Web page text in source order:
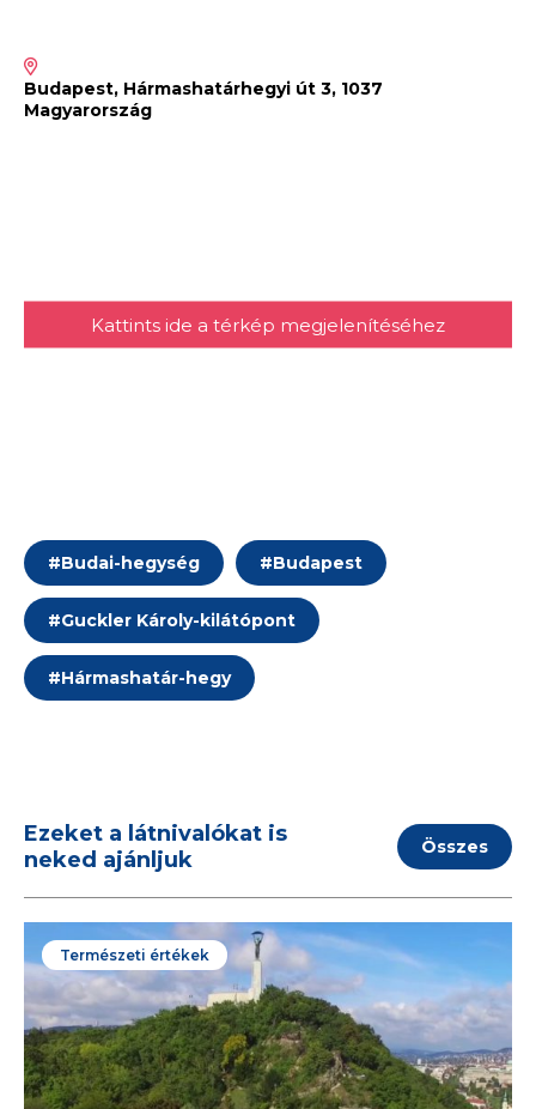
Budapest, Hármashatárhegyi út 3, 1037
Magyarország
Kattints ide a térkép megjelenítéséhez
#Budai-hegység #Budapest
#Guckler Károly-kilátópont
#Hármashatár-hegy
Ezeket a látnivalókat is
neked ajánljuk
Összes
Természeti értékek